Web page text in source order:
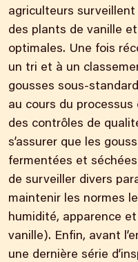
agriculteurs
des plants de vanille
optimales. Une fois
un tri et à un
gousses sous-
au cours du
des contrôles de
s’assurer que les
fermentées et
de surveiller divers
maintenir les normes
humidité, apparence
vanille). Enfin, avant
une dernière série